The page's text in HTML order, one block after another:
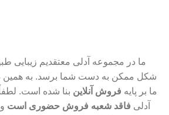
ما در مجموعه آدلی معتقدیم زیبایی
شکل ممکن به دست شما برسد. به همین
ما بر پایه فروش آنلاین بنا شده است.
آدلی فاقد شعبه فروش حضوری است